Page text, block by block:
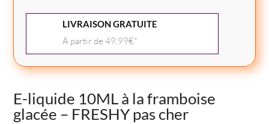
E-liquide 10ML à la framboise
glacée – FRESHY pas cher
LIVRAISON GRATUITE
A partir de 49,99€*